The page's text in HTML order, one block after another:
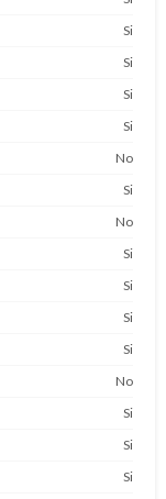
Si
Si
Si
Si
No
Si
No
Si
Si
Si
Si
No
Si
Si
Si